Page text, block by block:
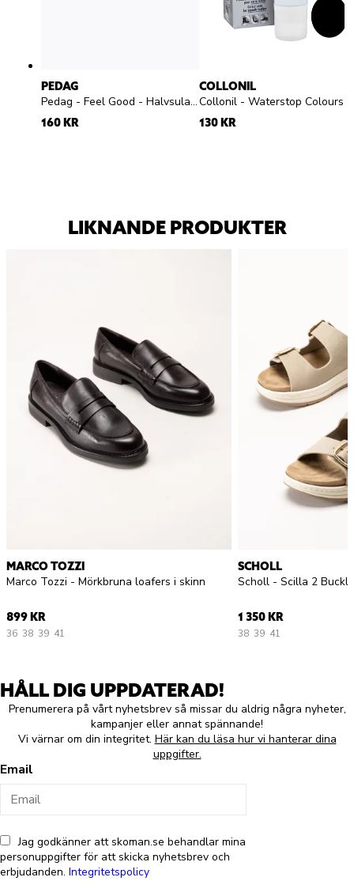
PEDAG
Pedag - Feel Good - Halvsula med pelotte silikon
160 KR
COLLONIL
130 KR
LIKNANDE PRODUKTER
MARCO TOZZI
Marco Tozzi - Mörkbruna loafers i skinn
899 KR
36 38 39 41
SCHOLL
1 350 KR
38 39 41
HÅLL DIG UPPDATERAD!
Prenumerera på vårt nyhetsbrev så missar du aldrig några nyheter,
kampanjer eller annat spännande!
Vi värnar om din integritet. Här kan du läsa hur vi hanterar dina
uppgifter.
Email
Jag godkänner att skoman.se behandlar mina
personuppgifter för att skicka nyhetsbrev och
erbjudanden. Integritetspolicy